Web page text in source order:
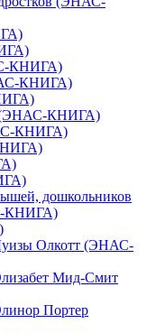
КНИГА)
КНИГА)
(ЭНАС-КНИГА)
КНИГА)
дошкольников
КНИГА)
Олкотт (ЭНАС-
Мид-Смит
Портер